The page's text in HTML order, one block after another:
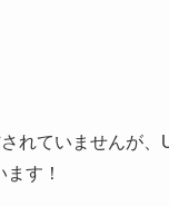
れていませんが
す！